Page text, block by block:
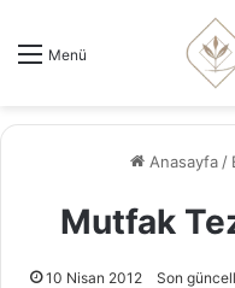
Menü
Anasayfa /
Mutfak
10 Nisan 2012 Son